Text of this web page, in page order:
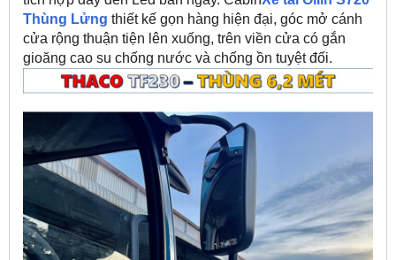
Thùng Lửng thiết kế gọn hàng hiện đại, góc mở cánh
cửa rộng thuận tiện lên xuống, trên viền cửa có gắn
gioăng cao su chống nước và chống ồn tuyệt đối.